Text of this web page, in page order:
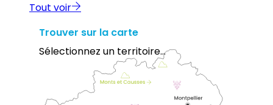
Tout voir
Trouver sur la carte
Sélectionnez un territoire...